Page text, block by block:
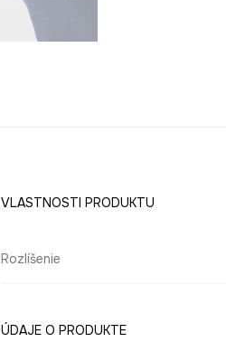
VLASTNOSTI PRODUKTU
Rozlíšenie
ÚDAJE O PRODUKTE